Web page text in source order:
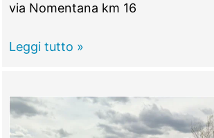
via Nomentana km 16
GUIDONIA
11
mila
Leggi tutto »